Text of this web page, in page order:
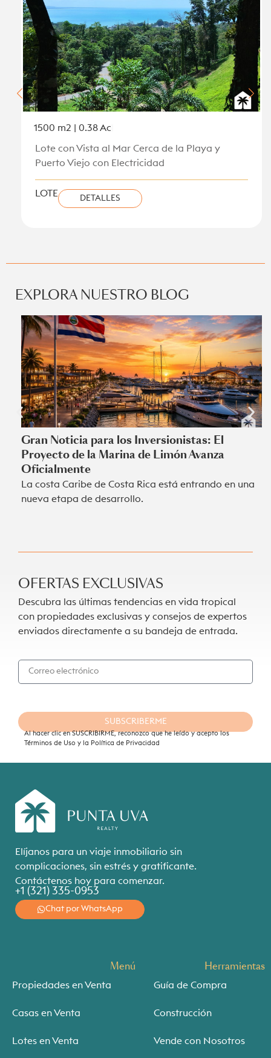
1500 m2 | 0.38 Ac
Lote con Vista al Mar Cerca de la Playa y
Puerto Viejo con Electricidad
LOTE DETALLES
EXPLORA NUESTRO BLOG
Gran Noticia para los Inversionistas: El
Proyecto de la Marina de Limón Avanza
Oficialmente
La costa Caribe de Costa Rica está entrando en una
nueva etapa de desarrollo.
OFERTAS EXCLUSIVAS
Descubra las últimas tendencias en vida tropical
con propiedades exclusivas y consejos de expertos
enviados directamente a su bandeja de entrada.
SUBSCRIBERME
Al hacer clic en SUSCRIBIRME, reconozco que he leído y acepto los
Términos de Uso y la Política de Privacidad
Elíjanos para un viaje inmobiliario sin
complicaciones, sin estrés y gratificante.
Contáctenos hoy para comenzar.
+1 (321) 335-0953
Chat por WhatsApp
Menú
Propiedades en Venta
Casas en Venta
Lotes en Venta
Herramientas
Guía de Compra
Construcción
Vende con Nosotros